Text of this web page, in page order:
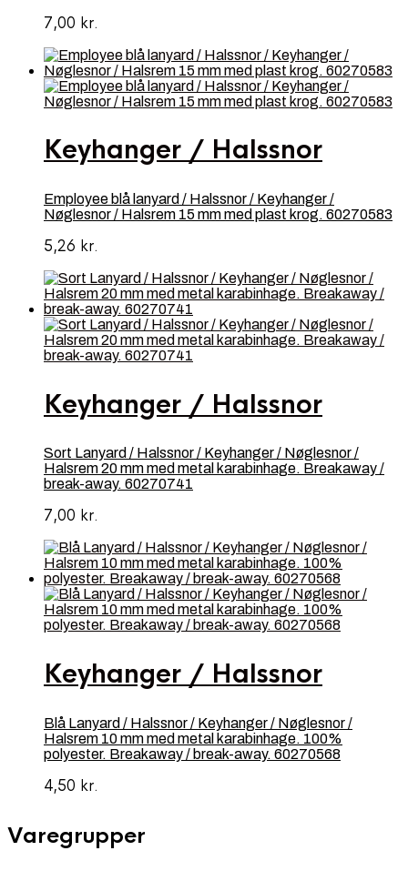
7,00 kr.
Keyhanger / Halssnor
Employee blå lanyard / Halssnor / Keyhanger /
Nøglesnor / Halsrem 15 mm med plast krog. 60270583
5,26 kr.
Keyhanger / Halssnor
Sort Lanyard / Halssnor / Keyhanger / Nøglesnor /
Halsrem 20 mm med metal karabinhage. Breakaway /
break-away. 60270741
7,00 kr.
Keyhanger / Halssnor
Blå Lanyard / Halssnor / Keyhanger / Nøglesnor /
Halsrem 10 mm med metal karabinhage. 100%
polyester. Breakaway / break-away. 60270568
4,50 kr.
Varegrupper